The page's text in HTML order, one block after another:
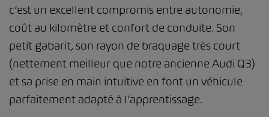
c’est un excellent compromis entre autonomie,
coût au kilomètre et confort de conduite. Son
petit gabarit, son rayon de braquage très court
(nettement meilleur que notre ancienne Audi Q3)
et sa prise en main intuitive en font un véhicule
parfaitement adapté à l’apprentissage.